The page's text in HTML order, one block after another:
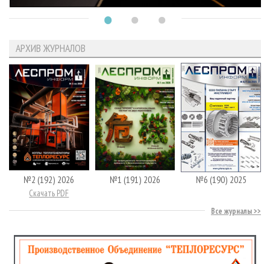
АРХИВ ЖУРНАЛОВ
№2 (192) 2026
Скачать PDF
№1 (191) 2026 №6 (190) 2025
Все журналы